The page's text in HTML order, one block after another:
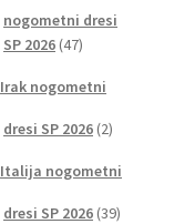
nogometni dresi
SP 2026 4747
Irak nogometni
dresi SP 2026 22
Italija nogometni
dresi SP 2026 3939